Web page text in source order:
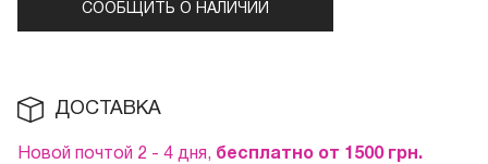
СООБЩИТЬ О НАЛИЧИИ
ДОСТАВКА
Новой почтой 2 - 4 дня, бесплатно от 1500 грн.